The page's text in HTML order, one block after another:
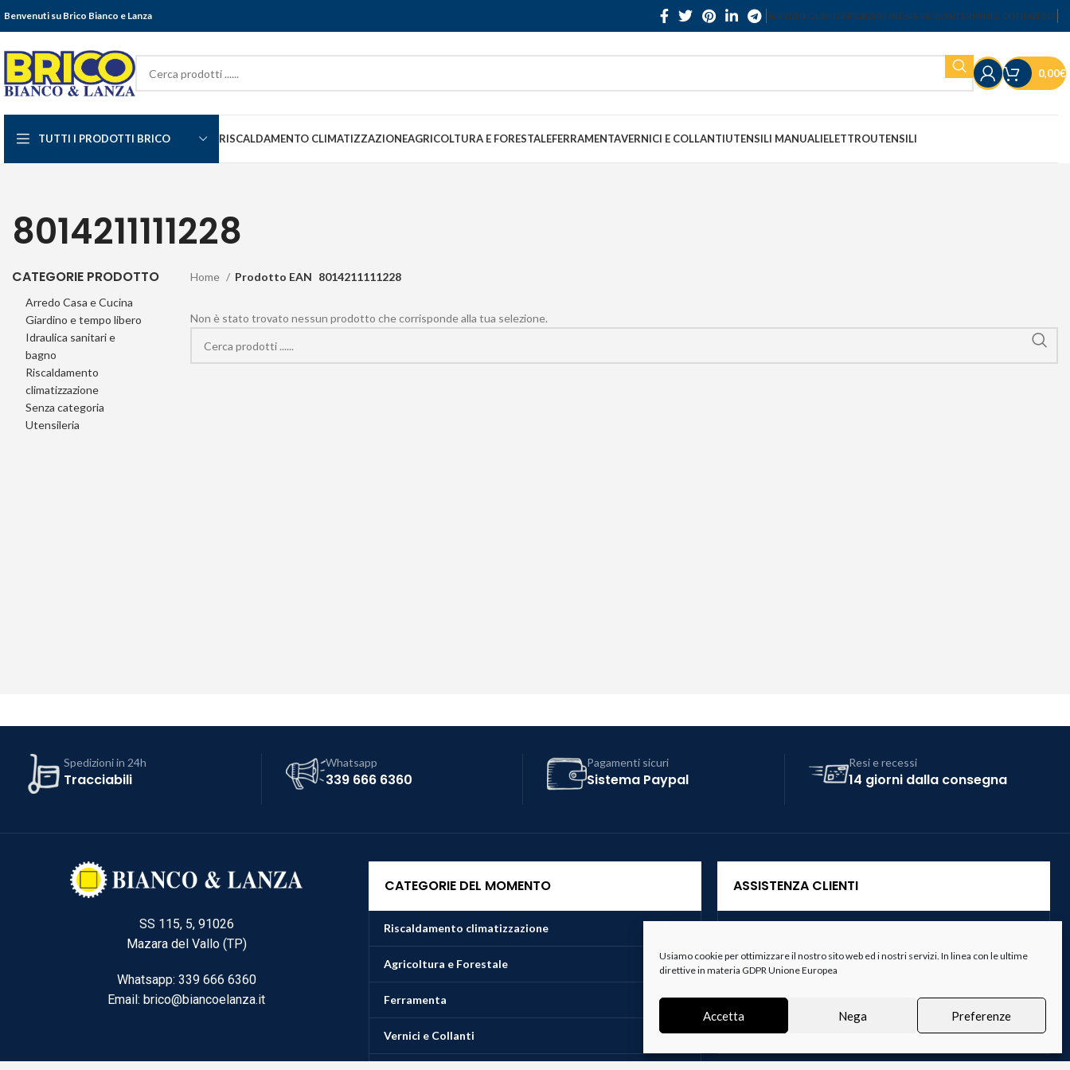
Usiamo cookie per ottimizzare il nostro sito web ed i nostri servizi. In linea con le ultime
direttive in materia GDPR Unione Europea
Accetta Nega Preferenze
Benvenuti su Brico Bianco e Lanza SERVIZIO CLIENTISPEDIZIONIRESI E RECESSITERMINI E CONDIZIONI
0,00€
TUTTI I PRODOTTI BRICO RISCALDAMENTO CLIMATIZZAZIONEAGRICOLTURA E FORESTALEFERRAMENTAVERNICI E COLLANTIUTENSILI MANUALIELETTROUTENSILI
8014211111228
CATEGORIE PRODOTTO
Arredo Casa e Cucina
Giardino e tempo libero
Idraulica sanitari e
bagno
Riscaldamento
climatizzazione
Senza categoria
Utensileria
Home Prodotto EAN 8014211111228
Non è stato trovato nessun prodotto che corrisponde alla tua selezione.
Spedizioni in 24h
Tracciabili
Whatsapp
339 666 6360
Pagamenti sicuri
Sistema Paypal
Resi e recessi
14 giorni dalla consegna
SS 115, 5, 91026
Mazara del Vallo (TP)
Whatsapp: 339 666 6360
Email: brico@biancoelanza.it
CATEGORIE DEL MOMENTO
Riscaldamento climatizzazione
Agricoltura e Forestale
Ferramenta
Vernici e Collanti
ASSISTENZA CLIENTI
Spedizioni
Resi e Recessi
Termini e Condizioni